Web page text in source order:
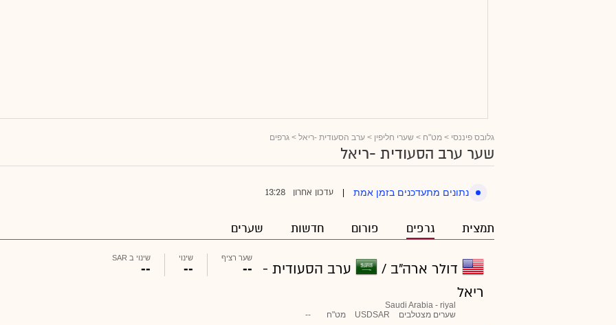
גלובס פיננסי > מט"ח > שערי חליפין > ערב הסעודית -ריאל > גרפים
שער ערב הסעודית -ריאל
נתונים מתעדכנים בזמן אמת | עדכון אחרון 13:28
תמצית גרפים פורום חדשות שערים
דולר ארה"ב /
ערב הסעודית -
ריאל
Saudi Arabia - riyal
שערים מצטלבים
USDSAR מט"ח --
שער רציף
--
שינוי
--
שינוי ב SAR
--